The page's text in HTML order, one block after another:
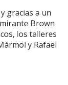
gracias a un
Brown
los talleres
y Rafael